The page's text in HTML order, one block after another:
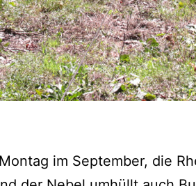
im September, die